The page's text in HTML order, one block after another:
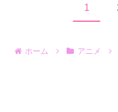
1
ホーム アニメ